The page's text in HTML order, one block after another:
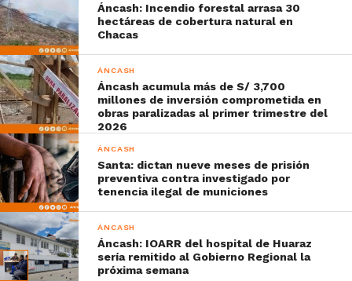
Áncash: Incendio forestal arrasa 30
hectáreas de cobertura natural en
Chacas
ÁNCASH
Áncash acumula más de S/ 3,700
millones de inversión comprometida en
obras paralizadas al primer trimestre del
2026
ÁNCASH
Santa: dictan nueve meses de prisión
preventiva contra investigado por
tenencia ilegal de municiones
ÁNCASH
Áncash: IOARR del hospital de Huaraz
sería remitido al Gobierno Regional la
próxima semana